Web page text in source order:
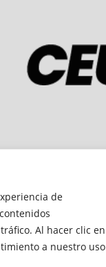
de
Al hacer clic en
a nuestro uso
SitioPolítica de Cookies